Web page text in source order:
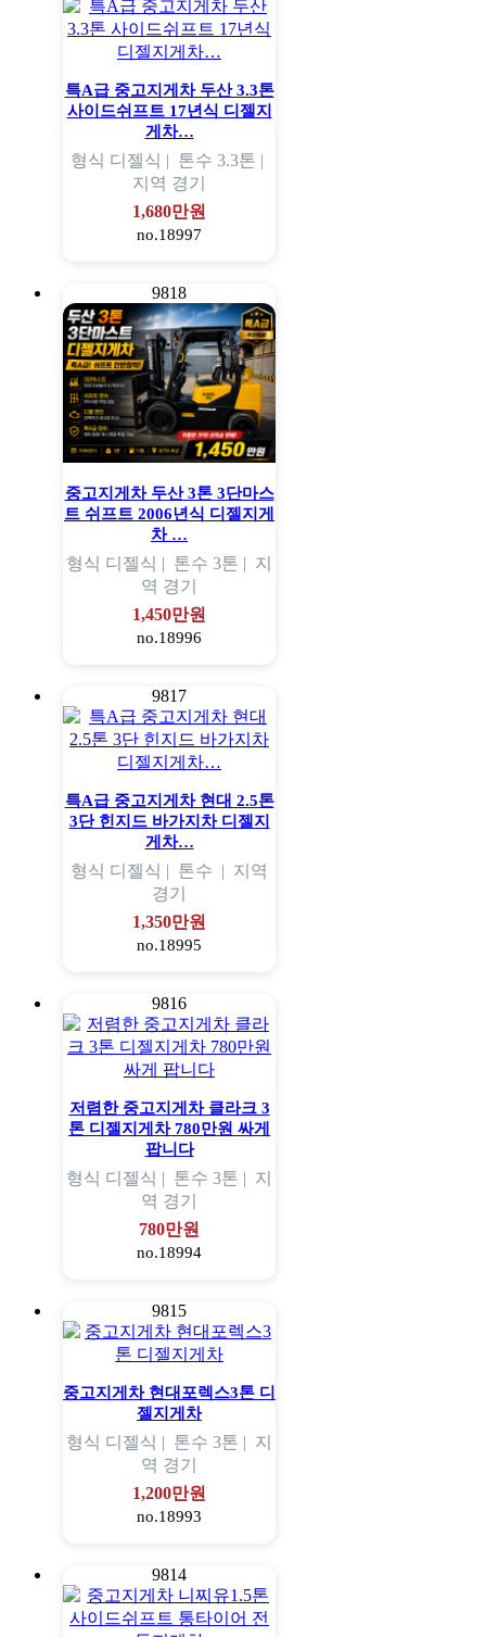
특A급 중고지게차 두산 3.3톤
사이드쉬프트 17년식 디젤지
게차…
형식 디젤식 | 톤수 3.3톤 |
지역 경기
1,680만원
no.18997
9818
중고지게차 두산 3톤 3단마스
트 쉬프트 2006년식 디젤지게
차 …
형식 디젤식 | 톤수 3톤 | 지
역 경기
1,450만원
no.18996
9817
특A급 중고지게차 현대 2.5톤
3단 힌지드 바가지차 디젤지
게차…
형식 디젤식 | 톤수 | 지역
경기
1,350만원
no.18995
9816
저렴한 중고지게차 클라크 3
톤 디젤지게차 780만원 싸게
팝니다
형식 디젤식 | 톤수 3톤 | 지
역 경기
780만원
no.18994
9815
중고지게차 현대포렉스3톤 디
젤지게차
형식 디젤식 | 톤수 3톤 | 지
역 경기
1,200만원
no.18993
9814